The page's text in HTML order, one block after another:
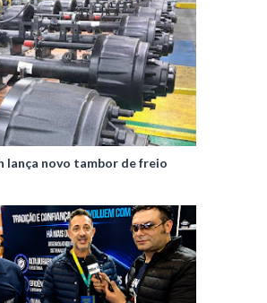
lança novo tambor de freio